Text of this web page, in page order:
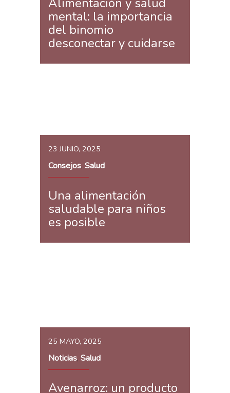
mental: la importancia
del binomio
desconectar y cuidarse
23 JUNIO, 2025
Consejos,Salud
Una alimentación
saludable para niños
es posible
25 MAYO, 2025
Noticias,Salud
Avenarroz: un producto